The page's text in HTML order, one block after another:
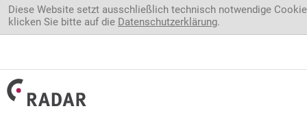
Direkt zum Inhalt
Diese Website setzt ausschließlich technisch notwendige
klicken Sie bitte auf die Datenschutzerklärung.